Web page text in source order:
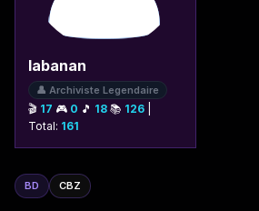
labanan
👤 Archiviste Legendaire
🎬 17 🎮 0 🎵 18 📚 126
Total: 161
BD CBZ